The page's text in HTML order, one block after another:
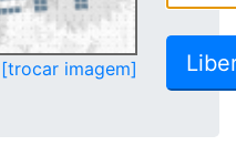
[trocar imagem]